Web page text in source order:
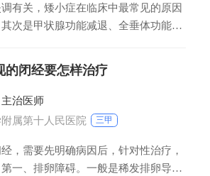
有关，矮小症在临床中最常见的原因
次是甲状腺功能减退、全垂体功能减
童内分泌专科门诊就诊、检查，排除
病引起的矮小。
的闭经要怎样治疗
主治医师
属第十人民医院
三甲
，需要先明确病因后，针对性治疗，
一、排卵障碍。一般是稀发排卵导